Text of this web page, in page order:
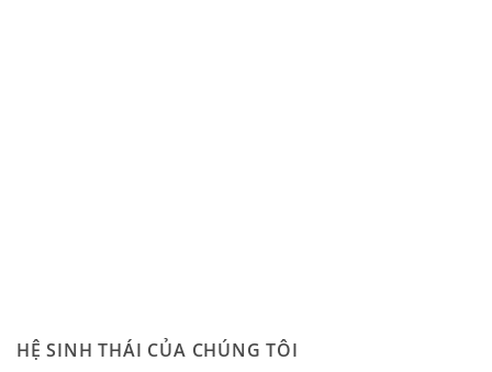
HỆ SINH THÁI CỦA CHÚNG TÔI